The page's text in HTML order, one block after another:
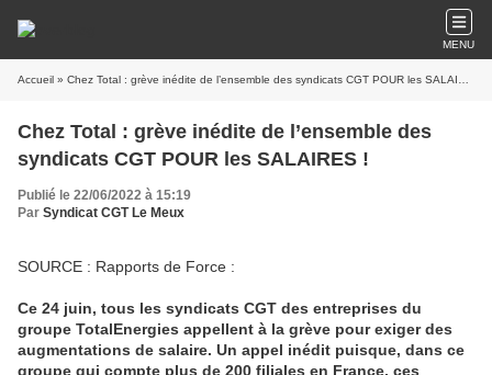
MENU
Accueil » Chez Total : grève inédite de l’ensemble des syndicats CGT POUR les SALAIRES !
Chez Total : grève inédite de l’ensemble des
syndicats CGT POUR les SALAIRES !
Publié le 22/06/2022 à 15:19
Par Syndicat CGT Le Meux
SOURCE : Rapports de Force :
Ce 24 juin, tous les syndicats CGT des entreprises du
groupe TotalEnergies appellent à la grève pour exiger des
augmentations de salaire. Un appel inédit puisque, dans ce
groupe qui compte plus de 200 filiales en France, ces